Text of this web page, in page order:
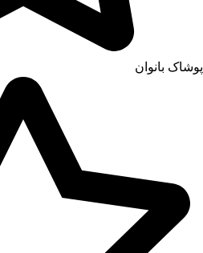
پوشاک بانوان